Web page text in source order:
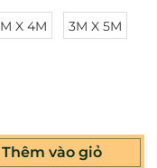
X 4M 3M X 5M
Thêm vào giỏ